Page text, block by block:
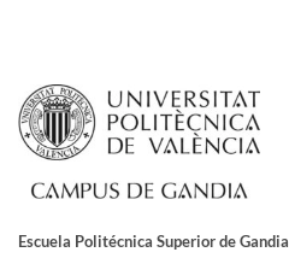
Escuela Politécnica Superior de Gandia